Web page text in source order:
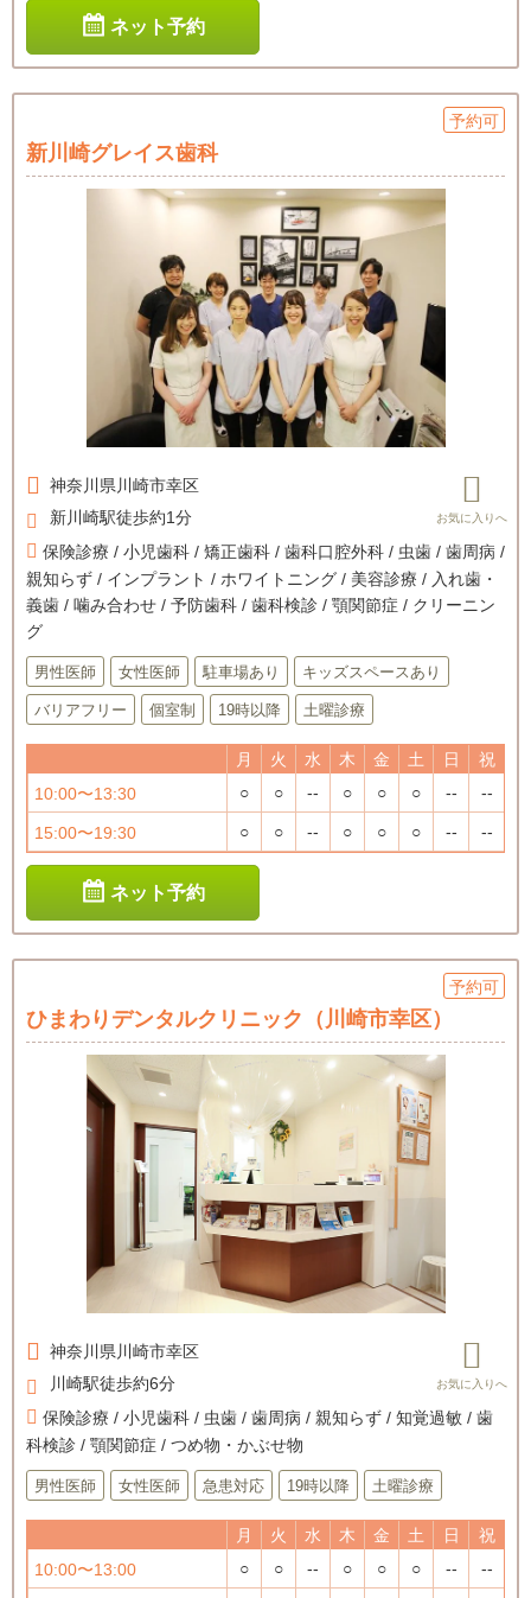
ネット予約
予約可
新川崎グレイス歯科
神奈川県 川崎市幸区
新川崎駅徒歩約1分
保険診療 / 小児歯科 / 矯正歯科 / 歯科口腔外科 / 虫歯 / 歯周病 /
親知らず / インプラント / ホワイトニング / 美容診療 / 入れ歯・
義歯 / 噛み合わせ / 予防歯科 / 歯科検診 / 顎関節症 / クリーニン
グ
男性医師 女性医師 駐車場あり キッズスペースあり
バリアフリー 個室制 19時以降 土曜診療
月 火 水 木 金 土 日
祝
10:00〜13:30
○ ○ -- ○ ○ ○ -- --
15:00〜19:30 ○ ○ -- ○ ○ ○ -- --
ネット予約
予約可
ひまわりデンタルクリニック（川崎市幸区）
神奈川県川崎市幸区
川崎駅徒歩約6分
保険診療 / 小児歯科 / 虫歯 / 歯周病 / 親知らず / 知覚過敏 / 歯
科検診 / 顎関節症 / つめ物・かぶせ物
男性医師 女性医師 急患対応 19時以降 土曜診療
月 火 水 木 金 土 日
祝
10:00〜13:00
○ ○ -- ○ ○ ○ -- --